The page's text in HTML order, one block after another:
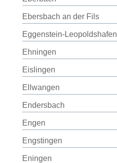
Ebersbach an der Fils
Eggenstein-Leopoldshafen
Ehningen
Eislingen
Ellwangen
Endersbach
Engen
Engstingen
Eningen